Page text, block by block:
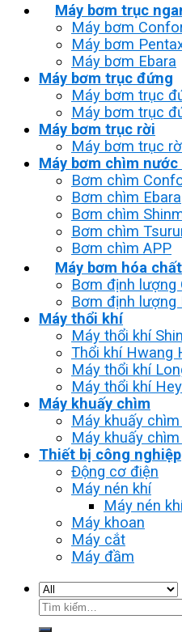
Máy bơm trục
Máy bơm
Máy bơm
Máy bơm Ebara
Máy bơm trục đứng
Máy bơm trục
Máy bơm trục
Máy bơm trục rời
Máy bơm trục
Máy bơm chìm nước
Bơm chìm
Bơm chìm Ebara
Bơm chìm
Bơm chìm
Bơm chìm APP
Máy bơm hóa chất
Bơm định lượng
Bơm định lượng
Máy thổi khí
Máy thổi khí
Thổi khí Hwang
Máy thổi khí
Máy thổi khí
Máy khuấy chìm
Máy khuấy
Máy khuấy
Thiết bị công nghiệp
Động cơ điện
Máy nén khí
Máy nén
Máy khoan
Máy cắt
Máy đầm
Tìm